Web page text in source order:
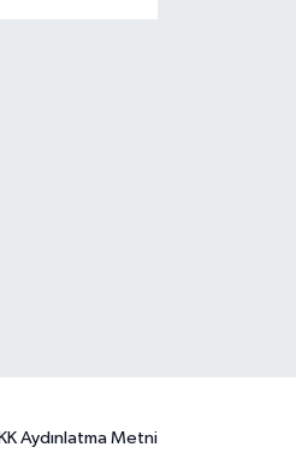
Aydınlatma Metni